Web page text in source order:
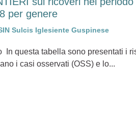
per genere
Sulcis Iglesiente Guspinese
In questa tabella sono presentati i
i casi osservati (OSS) e lo...